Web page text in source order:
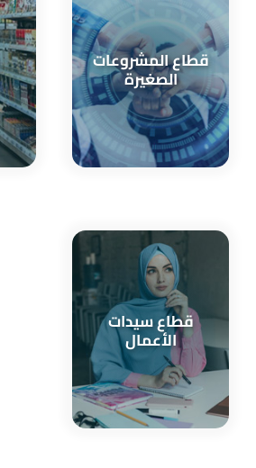
قطاع المشروعات
الصغيرة
قطاع سيدات
الأعمال